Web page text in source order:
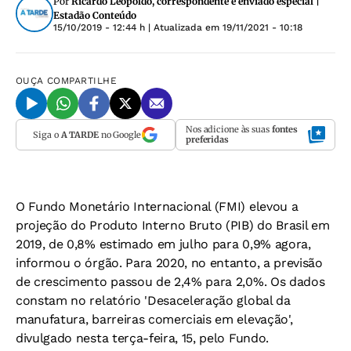
Estadão Conteúdo
15/10/2019 - 12:44 h | Atualizada em 19/11/2021 - 10:18
OUÇA COMPARTILHE
Siga o A TARDEno Google Nos adicione às suas fontes
preferidas
O Fundo Monetário Internacional (FMI) elevou a
projeção do Produto Interno Bruto (PIB) do Brasil em
2019, de 0,8% estimado em julho para 0,9% agora,
informou o órgão. Para 2020, no entanto, a previsão
de crescimento passou de 2,4% para 2,0%. Os dados
constam no relatório 'Desaceleração global da
manufatura, barreiras comerciais em elevação',
divulgado nesta terça-feira, 15, pelo Fundo.